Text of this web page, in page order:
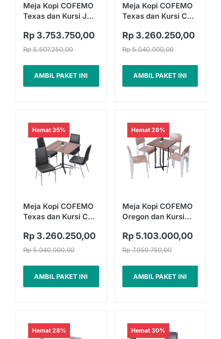
Meja Kopi COFEMO
Texas dan Kursi JC
Rp 3.753.750,00
Rp 5.507.250,00
AMBIL PAKET INI
Meja Kopi COFEMO
Texas dan Kursi CC
Rp 3.260.250,00
Rp 5.040.000,00
AMBIL PAKET INI
Hemat 35%
Meja Kopi COFEMO
Texas dan Kursi CC
Rp 3.260.250,00
Rp 5.040.000,00
AMBIL PAKET INI
Hemat 28%
Meja Kopi COFEMO
Oregon dan Kursi
Rp 5.103.000,00
Rp 7.050.750,00
AMBIL PAKET INI
Hemat 28% Hemat 30%